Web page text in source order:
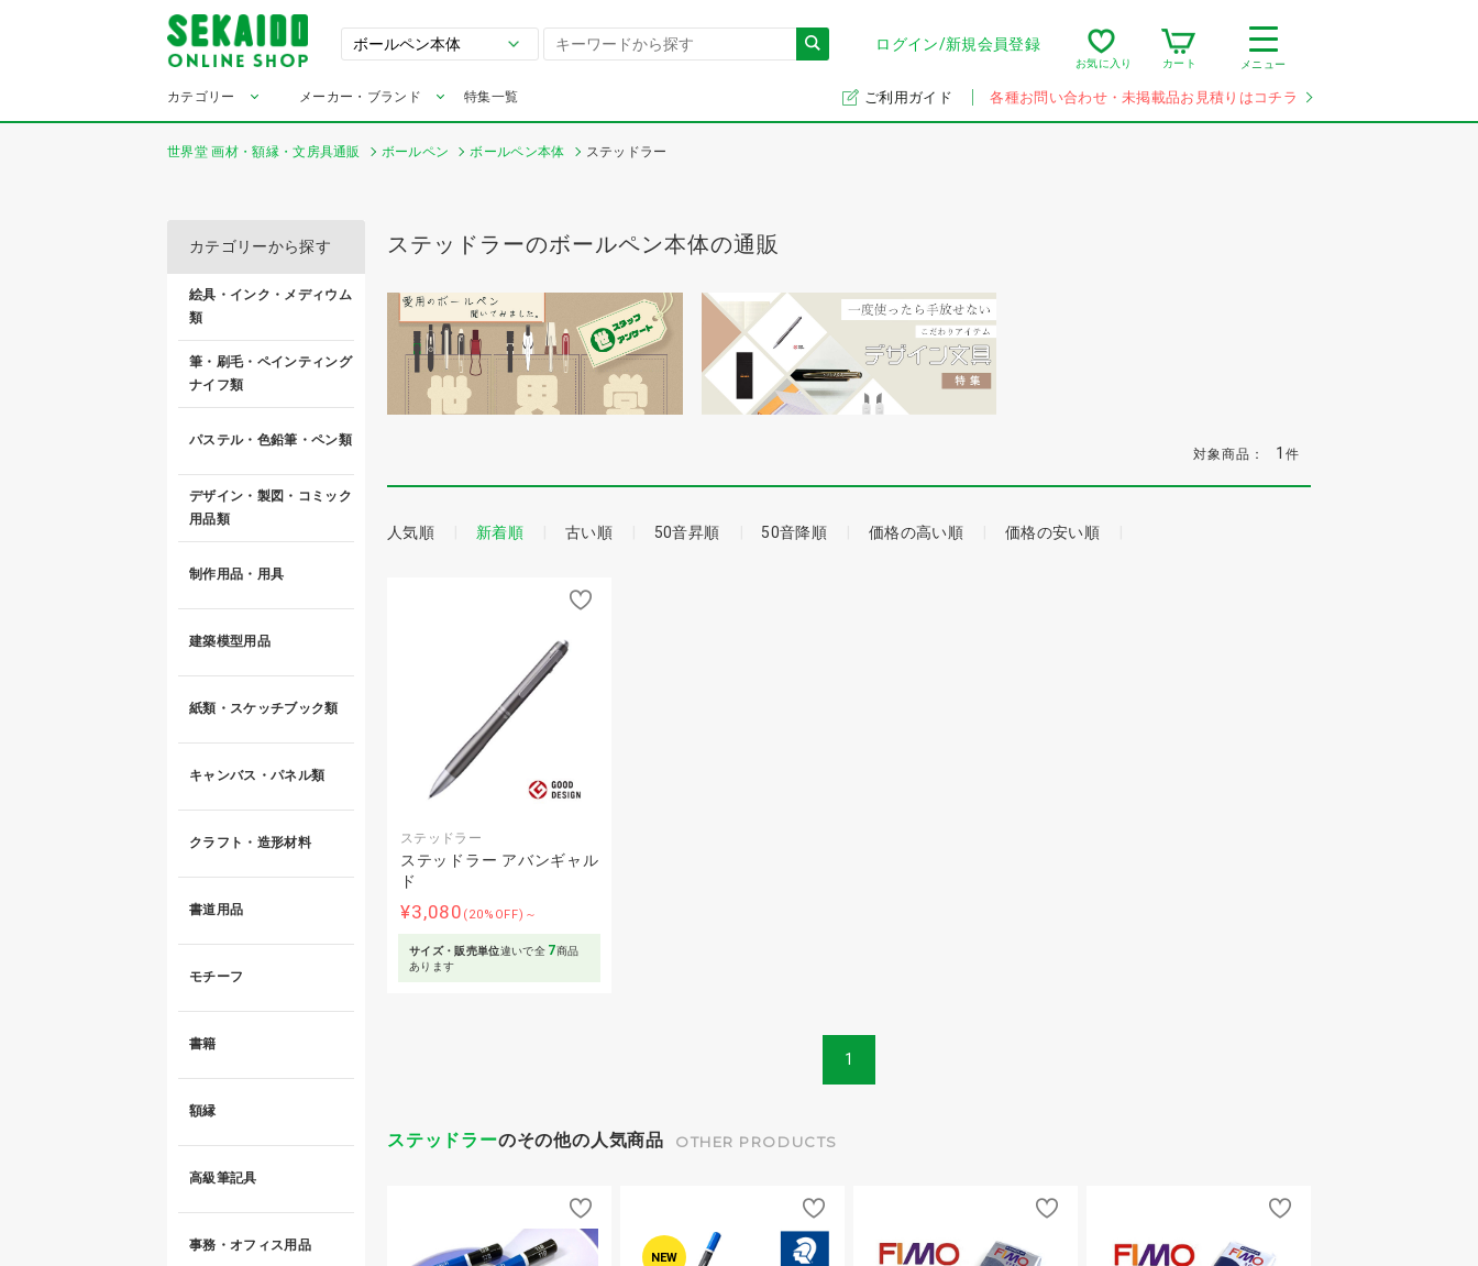
ログイン/新規会員登録
お気に入り カート メニュー
カテゴリー メーカー・ブランド 特集一覧 ご利用ガイド 各種お問い合わせ・未掲載品お見積りはコチラ
世界堂 画材・額縁・文房具通販 ボールペン ボールペン本体 ステッドラー
ステッドラーのボールペン本体の通販
対象商品： 1 件
人気順 新着順 古い順 50音昇順 50音降順 価格の高い順 価格の安い順
ステッドラー
ステッドラー アバンギャル
ド
¥3,080 (20%OFF)～
サイズ・販売単位違いで全 7商品
あります
1
ステッドラーのその他の人気商品 OTHER PRODUCTS
NEW
カテゴリーから探す
絵具・インク・メディウム
類
筆・刷毛・ペインティング
ナイフ類
パステル・色鉛筆・ペン類
デザイン・製図・コミック
用品類
制作用品・用具
建築模型用品
紙類・スケッチブック類
キャンバス・パネル類
クラフト・造形材料
書道用品
モチーフ
書籍
額縁
高級筆記具
事務・オフィス用品